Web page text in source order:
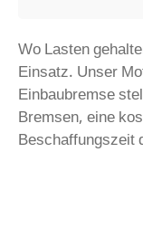
Wo Lasten
Einsatz. Unser
Einbaubremse
Bremsen, eine
Beschaffungszeit